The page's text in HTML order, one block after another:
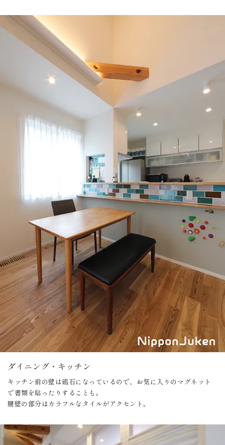
ダイニング・キッチン
キッチン前の壁は磁石になっているので、お気に入りのマグネット
で書類を貼ったりすることも。
腰壁の部分はカラフルなタイルがアクセント。